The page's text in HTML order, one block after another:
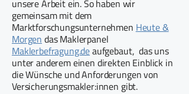
unsere Arbeit ein. So haben wir
gemeinsam mit dem
Marktforschungsunternehmen Heute &
Morgen das Maklerpanel
Maklerbefragung.deaufgebaut, das uns
unter anderem einen direkten Einblick in
die Wünsche und Anforderungen von
Versicherungsmakler:innen gibt.